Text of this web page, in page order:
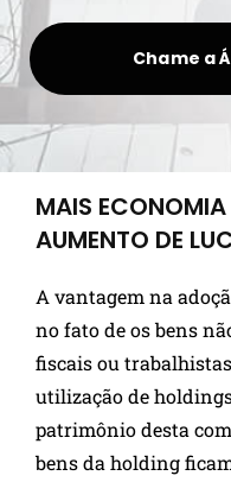
Chame a
MAIS ECONOMIA
AUMENTO DE
A vantagem na
no fato de os bens
fiscais ou
utilização de
patrimônio desta
bens da holding